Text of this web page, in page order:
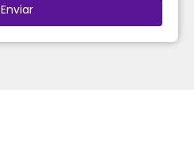
Enviar